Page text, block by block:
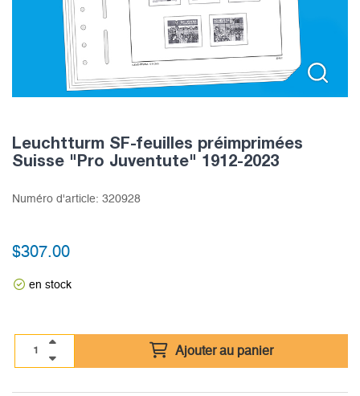
Leuchtturm SF-feuilles préimprimées
Suisse "Pro Juventute" 1912-2023
Numéro d'article: 320928
$307.00
en stock
Ajouter au panier